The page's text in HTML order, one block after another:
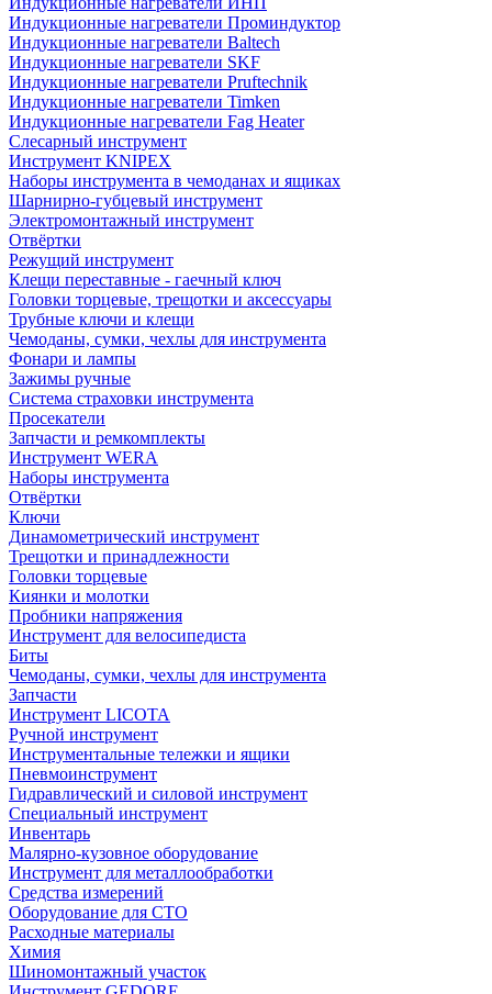
Индукционные нагреватели Проминдуктор
Индукционные нагреватели Baltech
Индукционные нагреватели SKF
Индукционные нагреватели Pruftechnik
Индукционные нагреватели Timken
Индукционные нагреватели Fag Heater
Слесарный инструмент
Инструмент KNIPEX
Наборы инструмента в чемоданах и ящиках
Шарнирно-губцевый инструмент
Электромонтажный инструмент
Отвёртки
Режущий инструмент
Клещи переставные - гаечный ключ
Головки торцевые, трещотки и аксессуары
Трубные ключи и клещи
Чемоданы, сумки, чехлы для инструмента
Фонари и лампы
Зажимы ручные
Система страховки инструмента
Просекатели
Запчасти и ремкомплекты
Инструмент WERA
Наборы инструмента
Отвёртки
Ключи
Динамометрический инструмент
Трещотки и принадлежности
Головки торцевые
Киянки и молотки
Пробники напряжения
Инструмент для велосипедиста
Биты
Чемоданы, сумки, чехлы для инструмента
Запчасти
Инструмент LICOTA
Ручной инструмент
Инструментальные тележки и ящики
Пневмоинструмент
Гидравлический и силовой инструмент
Специальный инструмент
Инвентарь
Малярно-кузовное оборудование
Инструмент для металлообработки
Средства измерений
Оборудование для СТО
Расходные материалы
Химия
Шиномонтажный участок